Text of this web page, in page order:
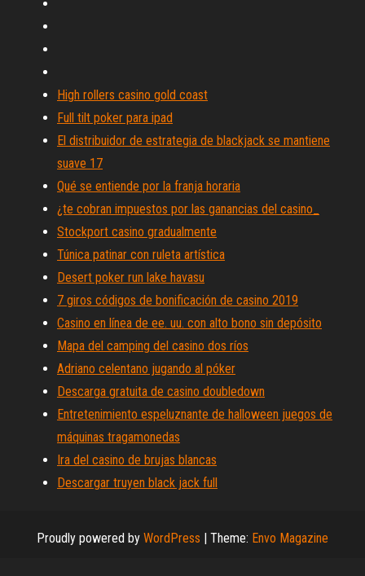
High rollers casino gold coast
Full tilt poker para ipad
El distribuidor de estrategia de blackjack se mantiene
suave 17
Qué se entiende por la franja horaria
¿te cobran impuestos por las ganancias del casino_
Stockport casino gradualmente
Túnica patinar con ruleta artística
Desert poker run lake havasu
7 giros códigos de bonificación de casino 2019
Casino en línea de ee. uu. con alto bono sin depósito
Mapa del camping del casino dos ríos
Adriano celentano jugando al póker
Descarga gratuita de casino doubledown
Entretenimiento espeluznante de halloween juegos de
máquinas tragamonedas
Ira del casino de brujas blancas
Descargar truyen black jack full
Proudly powered by WordPress | Theme: Envo Magazine